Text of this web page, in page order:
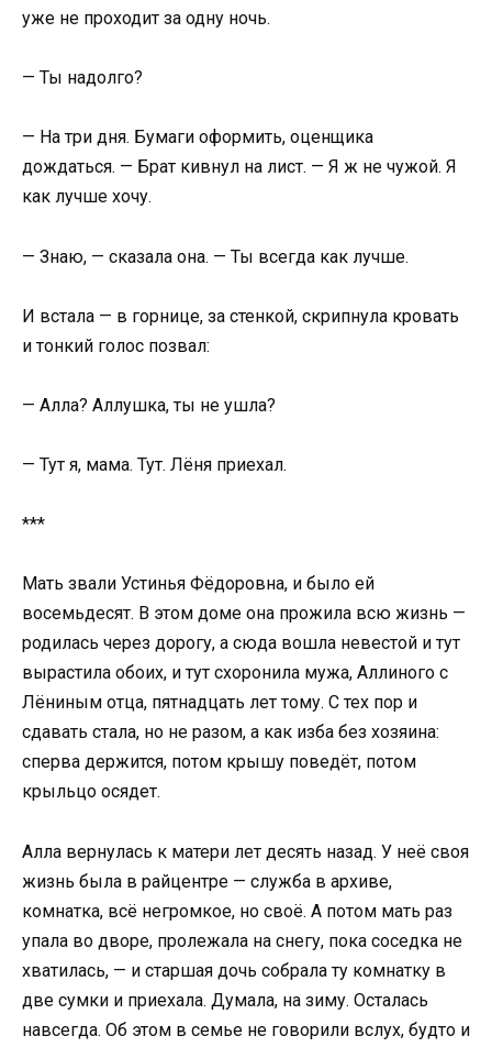
уже не проходит за одну ночь.
— Ты надолго?
— На три дня. Бумаги оформить, оценщика
дождаться. — Брат кивнул на лист. — Я ж не чужой. Я
как лучше хочу.
— Знаю, — сказала она. — Ты всегда как лучше.
И встала — в горнице, за стенкой, скрипнула кровать
и тонкий голос позвал:
— Алла? Аллушка, ты не ушла?
— Тут я, мама. Тут. Лёня приехал.
***
Мать звали Устинья Фёдоровна, и было ей
восемьдесят. В этом доме она прожила всю жизнь —
родилась через дорогу, а сюда вошла невестой и тут
вырастила обоих, и тут схоронила мужа, Аллиного с
Лёниным отца, пятнадцать лет тому. С тех пор и
сдавать стала, но не разом, а как изба без хозяина:
сперва держится, потом крышу поведёт, потом
крыльцо осядет.
Алла вернулась к матери лет десять назад. У неё своя
жизнь была в райцентре — служба в архиве,
комнатка, всё негромкое, но своё. А потом мать раз
упала во дворе, пролежала на снегу, пока соседка не
хватилась, — и старшая дочь собрала ту комнатку в
две сумки и приехала. Думала, на зиму. Осталась
навсегда. Об этом в семье не говорили вслух, будто и